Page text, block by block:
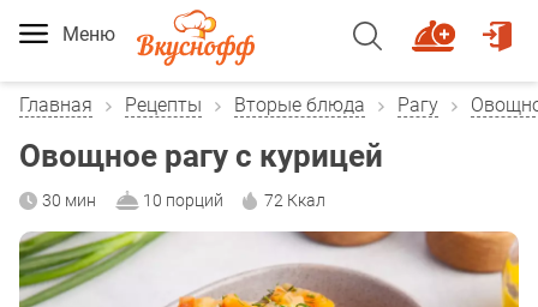
Меню
Главная Рецепты Вторые блюда Рагу
Овощное рагу с курицей
30 мин 10 порций 72 Ккал